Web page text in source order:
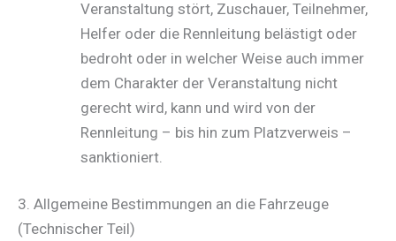
Veranstaltung stört, Zuschauer, Teilnehmer,
Helfer oder die Rennleitung belästigt oder
bedroht oder in welcher Weise auch immer
dem Charakter der Veranstaltung nicht
gerecht wird, kann und wird von der
Rennleitung – bis hin zum Platzverweis –
sanktioniert.
3. Allgemeine Bestimmungen an die Fahrzeuge
(Technischer Teil)